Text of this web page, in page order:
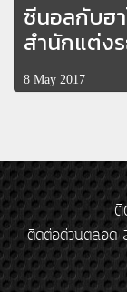
ซีนอลกับฮ
สำนักแต่ง
8 May 2017
ติด
ติดต่อด่วนตลอ